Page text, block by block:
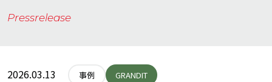
Pressrelease
2026.03.13 事例 GRANDIT